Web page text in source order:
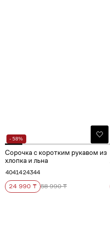
- 58%
Сорочка с коротким рукавом из
хлопка и льна
4041424344
24 990 ₸ 58 990 ₸